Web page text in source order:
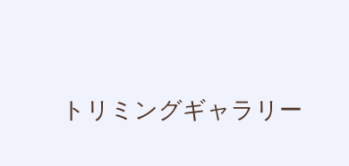
トリミングギャラリー